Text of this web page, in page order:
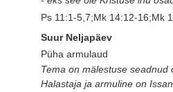
Ps 11:1-5,7;Mk 14:12-16;Mk
Suur Neljapäev
Püha armulaud
Tema on mälestuse seadnud
Halastaja ja armuline on